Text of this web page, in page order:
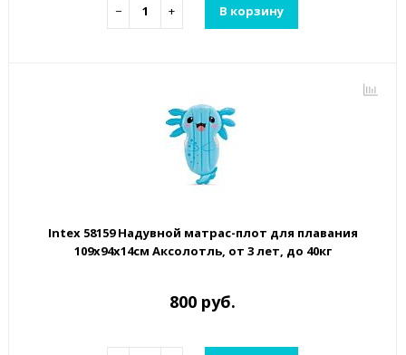
− + В корзину
Intex 58159 Надувной матрас-плот для плавания
109х94х14см Аксолотль, от 3 лет, до 40кг
800 руб.